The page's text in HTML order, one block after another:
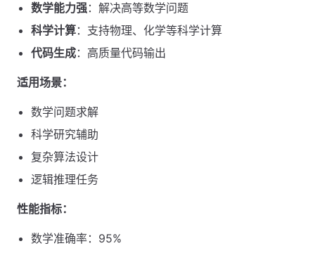
数学能力强：解决高等数学问题
科学计算：支持物理、化学等科学计算
代码生成：高质量代码输出
适用场景：
数学问题求解
科学研究辅助
复杂算法设计
逻辑推理任务
性能指标：
数学准确率：95%